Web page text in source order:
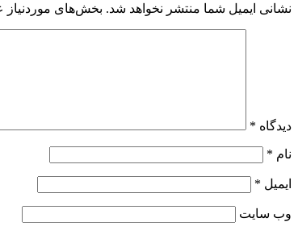
نشانی ایمیل شما منتشر نخواهد شد. بخش‌های موردنیاز
دیدگاه *
نام *
ایمیل *
وب‌ سایت